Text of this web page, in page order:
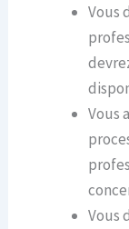
Vous
Vous
Vous